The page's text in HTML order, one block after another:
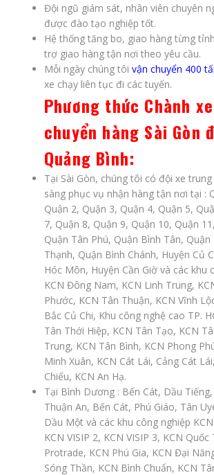
Đội ngũ giám sát, nhân viên chuyên
được đào tạo nghiệp tốt.
Hệ thống tăng bo, giao hàng từng
trợ giao hàng tận nơi theo yêu cầu.
Mỗi ngày chúng tôi vận chuyển 400
xe chạy liên tục đi các tuyến.
Phương thức Chành xe
chuyển hàng Sài Gòn
Quảng Bình:
Tại Sài Gòn, chúng tôi có đội xe
sàng phục vụ nhận hàng tận nơi tại :
Quận 2, Quận 3, Quận 4, Quận 5,
7, Quận 8, Quận 9, Quận 10, Quận
Quận Tân Phú, Quận Bình Tân, Quận
Thạnh, Quận Bình Chánh, Huyện Củ
Hóc Môn, Huyện Cần Giờ và các khu
KCN Đông Nam, KCN Linh Trung,
Phước, KCN Tân Thuận, KCN Vĩnh
Bắc Củ Chi, Khu công nghệ cao TP.
Tân Thới Hiệp, KCN Tân Tạo, KCN
Trung, KCN Tân Bình, KCN Phong
Minh Xuân, KCN Cát Lái, Cảng Cát
Chiểu, KCN An Hạ.
Tại Bình Dương : Bến Cát, Dầu
Thuận An, Bến Cát, Phú Giáo, Tân
Dầu Một và các khu công nghiệp KCN
KCN VISIP 2, KCN VISIP 3, KCN Quốc
Protrade, KCN Phú Gia, KCN Đại
Sóng Thần, KCN Bình Chuẩn, KCN